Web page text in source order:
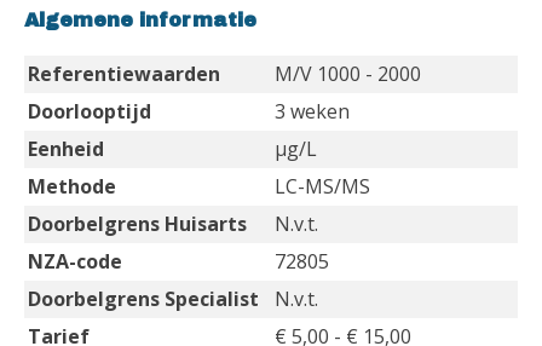
Algemene informatie
Referentiewaarden
M/V 1000 - 2000
Doorlooptijd
3 weken
Eenheid
µg/L
Methode
LC-MS/MS
Doorbelgrens Huisarts
N.v.t.
NZA-code
72805
Doorbelgrens Specialist
N.v.t.
Tarief
€ 5,00 - € 15,00